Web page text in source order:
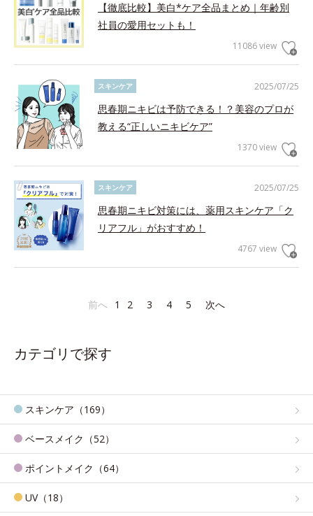
【徹底比較】美白*ケア全品まとめ｜年齢別
社員の愛用セットも！
11086 view
2025/07/25
スキンケア
思春期ニキビは予防できる！？美容のプロが
教える“正しいニキビケア”
1370 view
2025/07/25
スキンケア
思春期ニキビ対策には、薬用スキンケア「ク
リアフル」がおすすめ！
4767 view
前へ 1 2 3 4 5 次へ
カテゴリで探す
スキンケア（169）
ベースメイク（52）
ポイントメイク（64）
UV（18）